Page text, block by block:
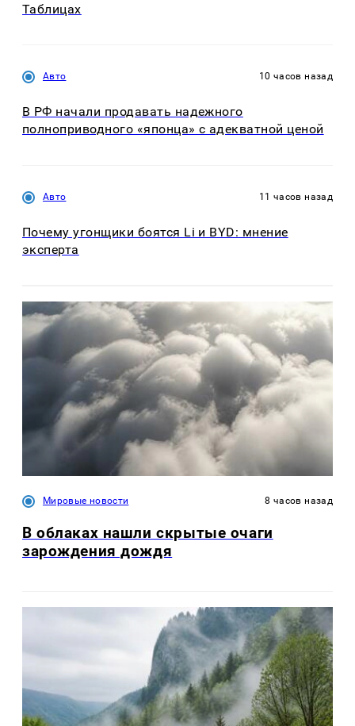
Таблицах
Авто 10 часов назад
В РФ начали продавать надежного
полноприводного «японца» с адекватной ценой
Авто 11 часов назад
Почему угонщики боятся Li и BYD: мнение
эксперта
Мировые новости 8 часов назад
В облаках нашли скрытые очаги
зарождения дождя